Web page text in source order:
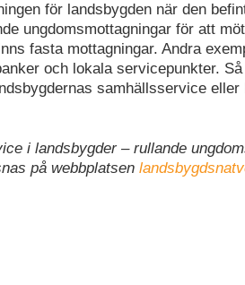
för landsbygden när den
ungdomsmottagningar för att
fasta mottagningar. Andra
och lokala servicepunkter.
samhällsservice
i landsbygder – rullande
på webbplatsen